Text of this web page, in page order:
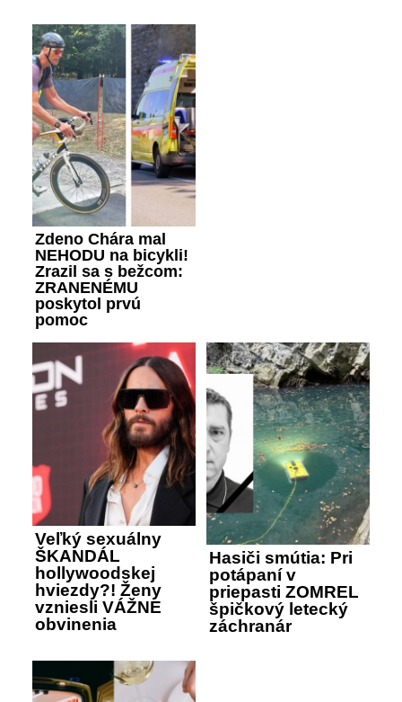
Zdeno Chára mal
NEHODU na bicykli!
Zrazil sa s bežcom:
ZRANENÉMU
poskytol prvú
pomoc
Veľký sexuálny
ŠKANDÁL
hollywoodskej
hviezdy?! Ženy
vzniesli VÁŽNE
obvinenia
Hasiči smútia: Pri
potápaní v
priepasti ZOMREL
špičkový letecký
záchranár